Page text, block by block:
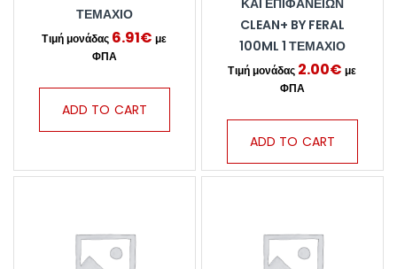
ΤΕΜΆΧΙΟ
6.91€
ADD TO CART
CLEAN+ BY FERAL
100ML 1 ΤΕΜΆΧΙΟ
2.00€
ADD TO CART